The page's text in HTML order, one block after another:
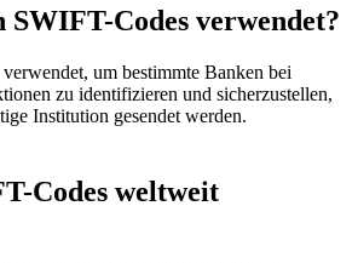
Codes verwendet?
um bestimmte Banken bei
zu identifizieren und sicherzustellen,
Institution gesendet werden.
Codes weltweit